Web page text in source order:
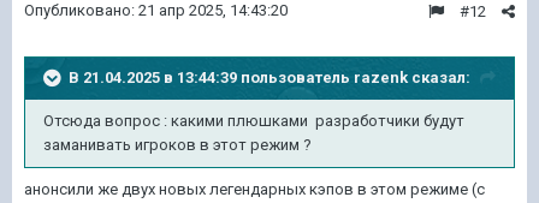
#12
Опубликовано: 21 апр 2025, 14:43:20
В 21.04.2025 в 13:44:39 пользователь razenk сказал:
Отсюда вопрос : какими плюшками разработчики будут
заманивать игроков в этот режим ?
анонсили же двух новых легендарных кэпов в этом режиме (с